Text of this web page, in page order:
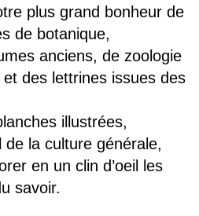
plus grand bonheur de
de botanique,
anciens, de zoologie
des lettrines issues des
illustrées,
de la culture générale,
en un clin d’oeil les
savoir.